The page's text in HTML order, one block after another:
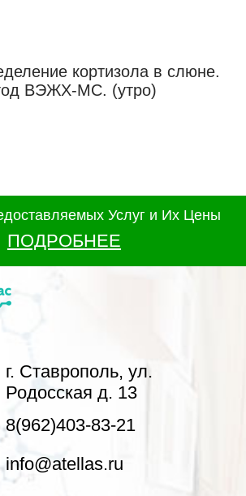
кортизола в слюне.
ВЭЖХ-МС. (утро)
Услуг и Их Цены
ПОДРОБНЕЕ
г. Ставрополь, ул.
Родосская д. 13
8(962)403-83-21
info@atellas.ru